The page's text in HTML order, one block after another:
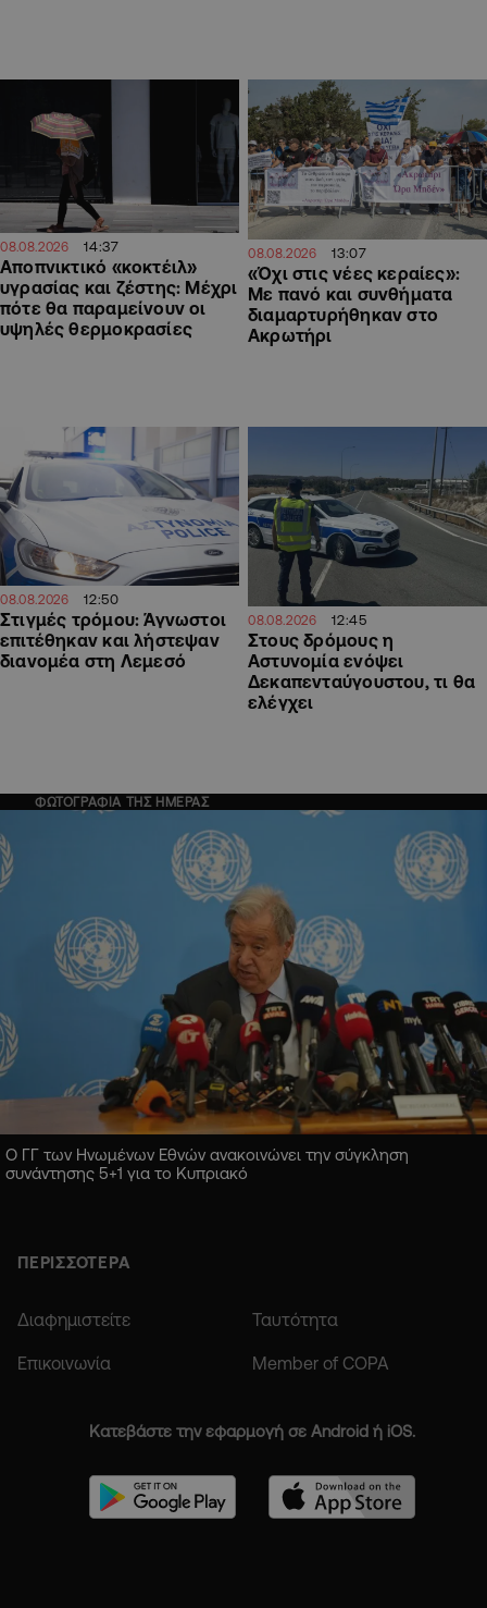
08.08.2026 14:37
Αποπνικτικό «κοκτέιλ»
υγρασίας και ζέστης: Μέχρι
πότε θα παραμείνουν οι
υψηλές θερμοκρασίες
08.08.2026 13:07
«Όχι στις νέες κεραίες»:
Με πανό και συνθήματα
διαμαρτυρήθηκαν στο
Ακρωτήρι
08.08.2026 12:50
Στιγμές τρόμου: Άγνωστοι
επιτέθηκαν και λήστεψαν
διανομέα στη Λεμεσό
08.08.2026 12:45
Στους δρόμους η
Αστυνομία ενόψει
Δεκαπενταύγουστου, τι θα
ελέγχει
ΦΩΤΟΓΡΑΦΙΑ ΤΗΣ ΗΜΕΡΑΣ
Ο ΓΓ των Ηνωμένων Εθνών ανακοινώνει την σύγκληση
συνάντησης 5+1 για το Κυπριακό
ΠΕΡΙΣΣΟΤΕΡΑ
Διαφημιστείτε Ταυτότητα
Επικοινωνία Member of COPA
Κατεβάστε την εφαρμογή σε Android ή iOS.